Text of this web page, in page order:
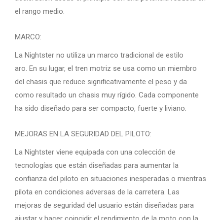
el rango medio.
MARCO:
La Nightster no utiliza un marco tradicional de estilo
aro. En su lugar, el tren motriz se usa como un miembro
del chasis que reduce significativamente el peso y da
como resultado un chasis muy rígido. Cada componente
ha sido diseñado para ser compacto, fuerte y liviano.
MEJORAS EN LA SEGURIDAD DEL PILOTO:
La Nightster viene equipada con una colección de
tecnologías que están diseñadas para aumentar la
confianza del piloto en situaciones inesperadas o mientras
pilota en condiciones adversas de la carretera. Las
mejoras de seguridad del usuario están diseñadas para